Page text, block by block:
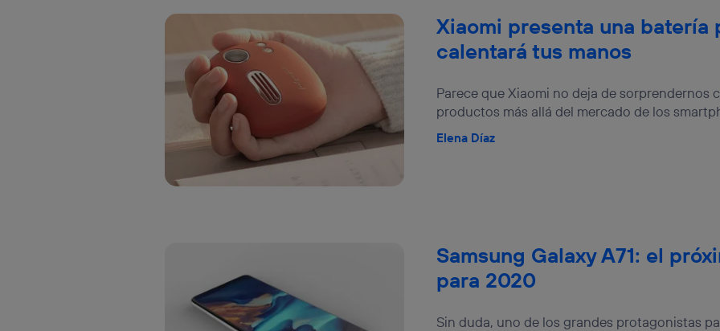
Xiaomi presenta una
calentará tus manos
Parece que Xiaomi no deja de sorprendernos
productos más allá del mercado de los
Elena Díaz
Samsung Galaxy A71: el
para 2020
Sin duda, uno de los grandes protagonistas
Este identificador se asigna a la conexión de internet, por lo que cualquier
conecte su dispositivo y consienta el uso de la tecnología recibirá el mismo
Típicamente:
Si utilizas una
realizará en función de las actividades de navegación de los miembros del
hayan dado su consentimiento.
Si utilizasdatos móviles
, el marketing será más personalizado, ya que se
únicamente en la navegación del usuario del móvil.
inferior de esta página web o visitando el